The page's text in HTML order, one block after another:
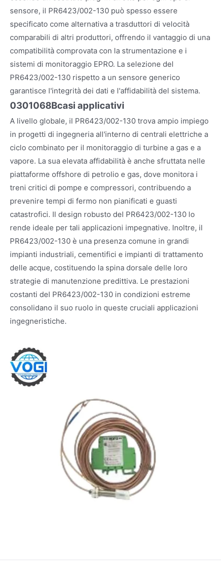
sensore, il PR6423/002-130 può spesso essere
specificato come alternativa a trasduttori di velocità
comparabili di altri produttori, offrendo il vantaggio di una
compatibilità comprovata con la strumentazione e i
sistemi di monitoraggio EPRO. La selezione del
PR6423/002-130 rispetto a un sensore generico
garantisce l'integrità dei dati e l'affidabilità del sistema.
0301068Bcasi applicativi
A livello globale, il PR6423/002-130 trova ampio impiego
in progetti di ingegneria all'interno di centrali elettriche a
ciclo combinato per il monitoraggio di turbine a gas e a
vapore. La sua elevata affidabilità è anche sfruttata nelle
piattaforme offshore di petrolio e gas, dove monitora i
treni critici di pompe e compressori, contribuendo a
prevenire tempi di fermo non pianificati e guasti
catastrofici. Il design robusto del PR6423/002-130 lo
rende ideale per tali applicazioni impegnative. Inoltre, il
PR6423/002-130 è una presenza comune in grandi
impianti industriali, cementifici e impianti di trattamento
delle acque, costituendo la spina dorsale delle loro
strategie di manutenzione predittiva. Le prestazioni
costanti del PR6423/002-130 in condizioni estreme
consolidano il suo ruolo in queste cruciali applicazioni
ingegneristiche.